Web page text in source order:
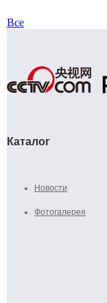
Все
Каталог
Новости
Фотогалерея